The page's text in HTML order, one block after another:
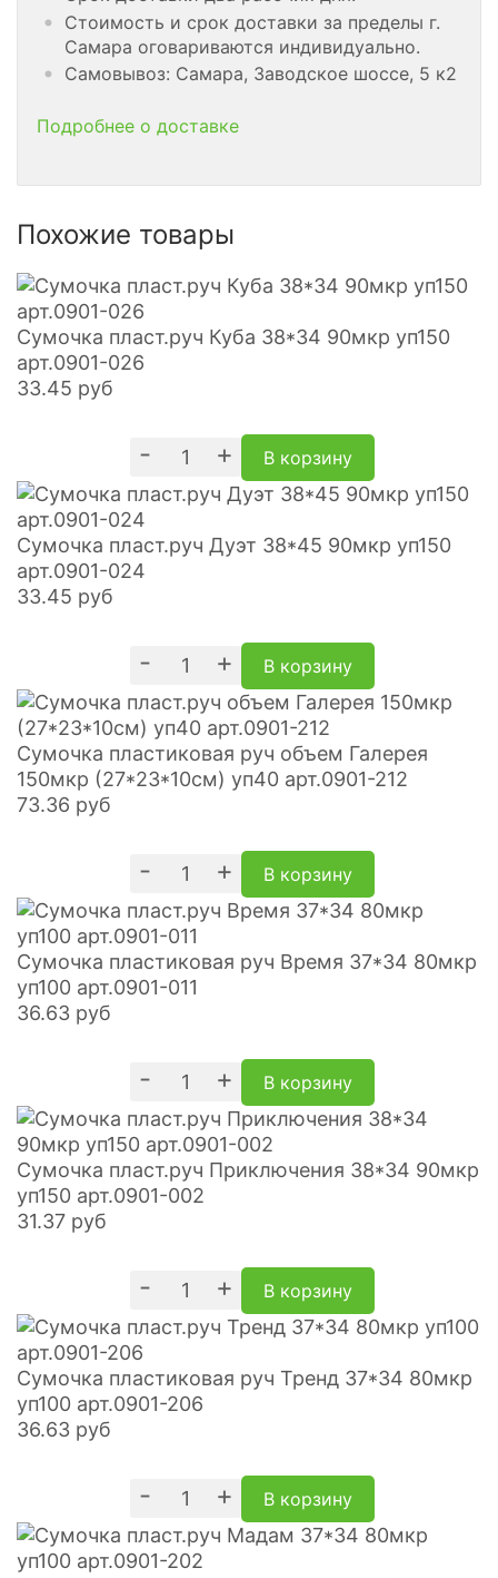
Стоимость и срок доставки за пределы г.
Самара оговариваются индивидуально.
Самовывоз: Самара, Заводское шоссе, 5 к2
Подробнее о доставке
Похожие товары
Сумочка пласт.руч Куба 38*34 90мкр уп150
арт.0901-026
33.45 руб
- + В корзину
Сумочка пласт.руч Дуэт 38*45 90мкр уп150
арт.0901-024
33.45 руб
- + В корзину
Сумочка пластиковая руч объем Галерея
150мкр (27*23*10см) уп40 арт.0901-212
73.36 руб
- + В корзину
Сумочка пластиковая руч Время 37*34 80мкр
уп100 арт.0901-011
36.63 руб
- + В корзину
Сумочка пласт.руч Приключения 38*34 90мкр
уп150 арт.0901-002
31.37 руб
- + В корзину
Сумочка пластиковая руч Тренд 37*34 80мкр
уп100 арт.0901-206
36.63 руб
- + В корзину